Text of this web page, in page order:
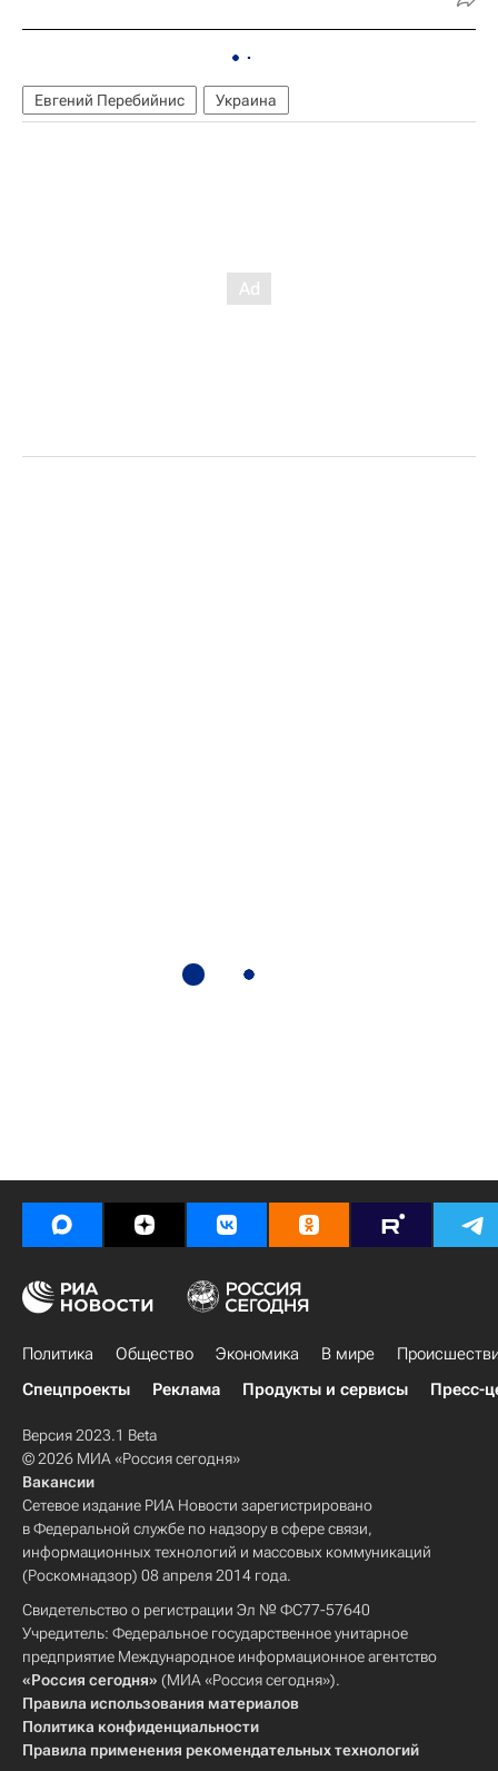
Евгений Перебийнис Украина
Политика Общество Экономика В мире
Спецпроекты
Реклама Продукты и сервисы Пресс-
Версия 2023.1 Beta
© 2026 МИА «Россия сегодня»
Вакансии
Сетевое издание РИА Новости зарегистрировано
в Федеральной службе по надзору в сфере связи,
информационных технологий и массовых коммуникаций
(Роскомнадзор) 08 апреля 2014 года.
Свидетельство о регистрации Эл № ФС77-57640
Учредитель: Федеральное государственное унитарное
предприятие Международное информационное агентство
«Россия сегодня» (МИА «Россия сегодня»).
Правила использования материалов
Политика конфиденциальности
Правила применения рекомендательных технологий